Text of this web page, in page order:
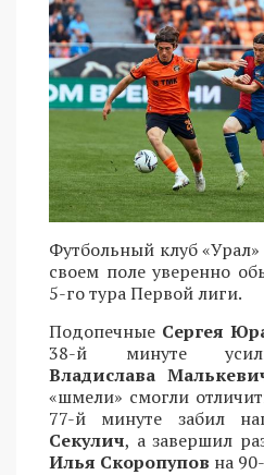
Футбольный клуб
своем поле уверенно
5-го тура Первой лиги.
Подопечные Сергея
38-й минуте
Владислава
«шмели» смогли
77-й минуте забил
Секулич, а завершил
Илья Скоропупов на